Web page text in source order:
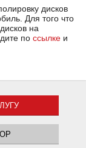
дисков
Для того что
на
по ссылке и